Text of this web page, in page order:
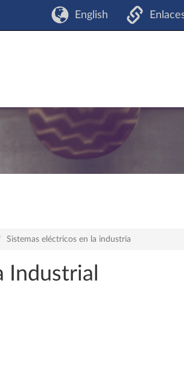
English
Sistemas eléctricos en la industria
Industrial